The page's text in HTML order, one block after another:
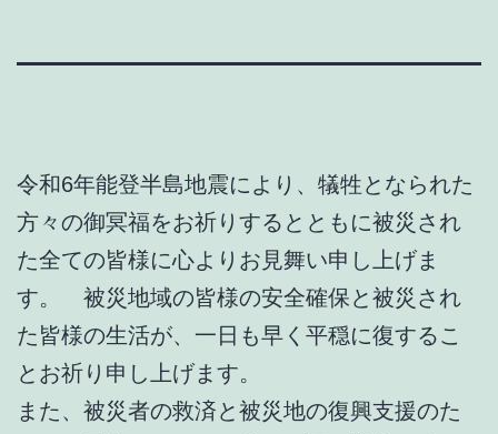
令和6年能登半島地震により、犠牲となられた
方々の御冥福をお祈りするとともに被災され
た全ての皆様に心よりお見舞い申し上げま
す。 被災地域の皆様の安全確保と被災され
た皆様の生活が、一日も早く平穏に復するこ
とお祈り申し上げます。
また、被災者の救済と被災地の復興支援のた